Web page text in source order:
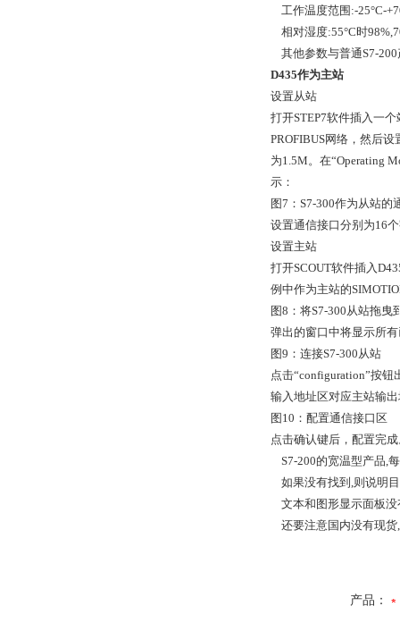
工作温度范围:-25°C-
相对湿度:55°C时
其他参数与普通S7-200
D435作为主站
设置从站
打开STEP7软件插入一
PROFIBUS网络，然后
为1.5M。在“Operating
示：
图7：S7-300作为从站的
设置通信接口分别为16
设置主站
打开SCOUT软件插入
例中作为主站的
图8：将S7-300从站拖曳
弹出的窗口中将显示所
图9：连接S7-300从站
点击“configuration”按
输入地址区对应主站输
图10：配置通信接口区
点击确认键后，配置完
S7-200的宽温型产品,
如果没有找到,则说明
文本和图形显示面板没
还要注意国内没有现货
产品：